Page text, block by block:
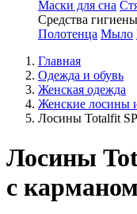
Маски для сна
Средства гигиены
Полотенца Мыло
Главная
Одежда и обувь
Женская одежда
Женские лосины
Лосины Totalfit
Лосины
с